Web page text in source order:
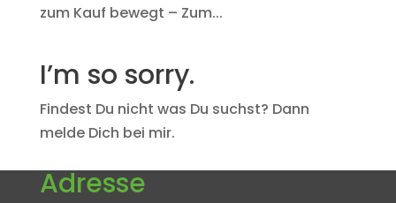
zum Kauf bewegt – Zum...
I’m so sorry.
Findest Du nicht was Du suchst? Dann
melde Dich bei mir.
Adresse